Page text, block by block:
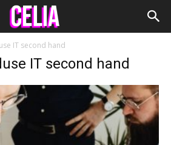
IT second hand
IT second hand